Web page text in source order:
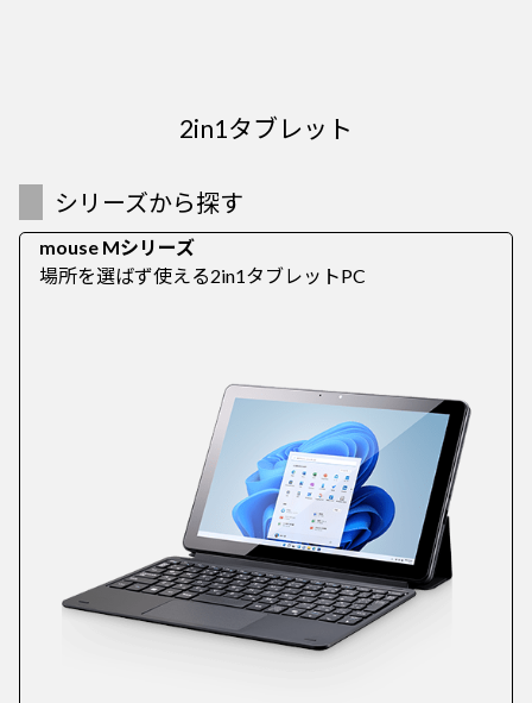
2in1タブレット
シリーズから探す
mouse Mシリーズ
場所を選ばず使える2in1タブレットPC